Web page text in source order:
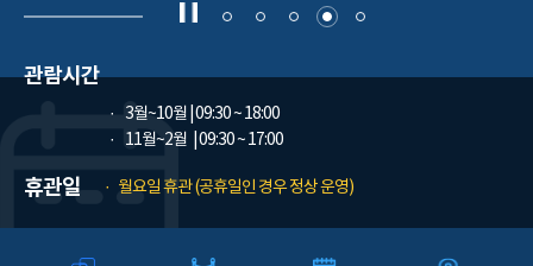
관람시간
3월~10월 | 09:30 ~ 18:00
11월~2월
| 09:30 ~ 17:00
휴관일 월요일 휴관 (공휴일인 경우 정상 운영)